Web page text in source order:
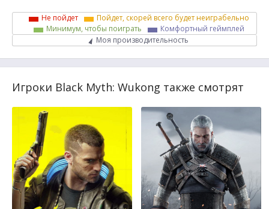
Не пойдет
Пойдет, скорей всего будет неиграбельно
Минимум, чтобы поиграть
Комфортный геймплей
Моя производительность
Игроки Black Myth: Wukong также смотрят